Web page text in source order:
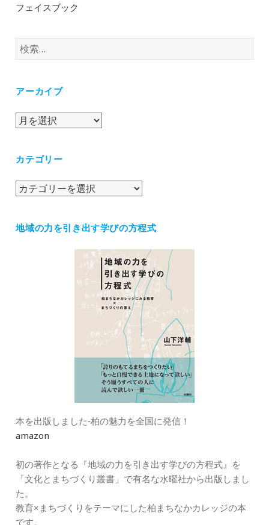
フェイスブック
検
索:
アーカイブ
ア
イ
カテゴリー
カ
リ
地域の力を引き出す学びの方程式
本を出版しました‐柏の魅力を全国に発信！
amazon
初の著作となる『地域の力を引き出す学びの方程式』を
「文化とまちづくり叢書」で有名な水曜社から出版しまし
た。
教育×まちづくりをテーマにした柏まちなかカレッジの本
です。